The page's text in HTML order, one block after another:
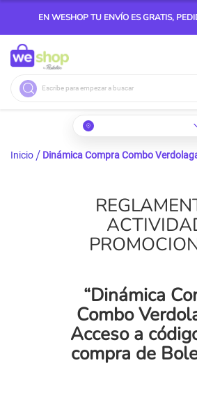
EN WESHOP TU ENVÍO ES GRATIS,
Buscar
Inicio Dinámica Compra Combo
“Dinámica
Combo
Acceso a
compra de